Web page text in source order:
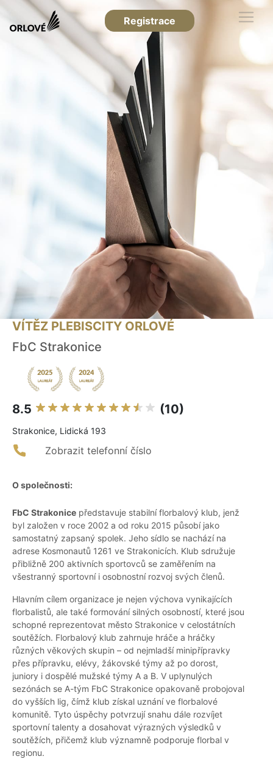
Registrace
VÍTĚZ PLEBISCITY ORLOVÉ
FbC Strakonice
8.5 (10)
Strakonice, Lidická 193
Zobrazit telefonní číslo
O společnosti:
FbC Strakonice představuje stabilní florbalový klub, jenž
byl založen v roce 2002 a od roku 2015 působí jako
samostatný zapsaný spolek. Jeho sídlo se nachází na
adrese Kosmonautů 1261 ve Strakonicích. Klub sdružuje
přibližně 200 aktivních sportovců se zaměřením na
všestranný sportovní i osobnostní rozvoj svých členů.
Hlavním cílem organizace je nejen výchova vynikajících
florbalistů, ale také formování silných osobností, které jsou
schopné reprezentovat město Strakonice v celostátních
soutěžích. Florbalový klub zahrnuje hráče a hráčky
různých věkových skupin – od nejmladší minipřípravky
přes přípravku, elévy, žákovské týmy až po dorost,
juniory i dospělé mužské týmy A a B. V uplynulých
sezónách se A-tým FbC Strakonice opakovaně probojoval
do vyšších lig, čímž klub získal uznání ve florbalové
komunitě. Tyto úspěchy potvrzují snahu dále rozvíjet
sportovní talenty a dosahovat výrazných výsledků v
soutěžích, přičemž klub významně podporuje florbal v
regionu.